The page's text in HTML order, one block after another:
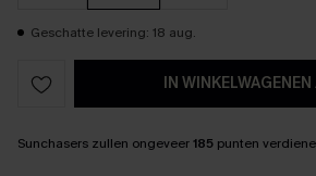
Geschatte levering: 18 aug.
IN WINKELWAGENEN
Sunchasers zullen ongeveer185 punten